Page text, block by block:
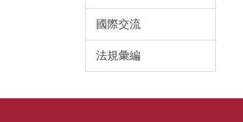
國際交流
法規彙編